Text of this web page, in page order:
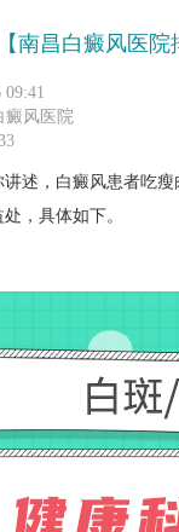
【南昌白癜风医
癜风医院
讲述，白癜风患者吃
，具体如下。